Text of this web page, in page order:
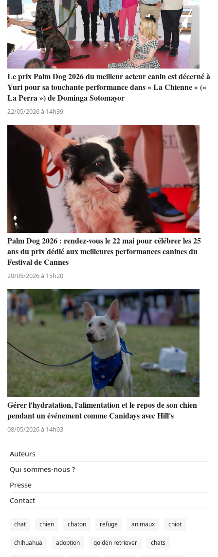
Le prix Palm Dog 2026 du meilleur acteur canin est décerné à
Yuri pour sa touchante performance dans « La Chienne » («
La Perra ») de Dominga Sotomayor
22/05/2026 à 14h39
Palm Dog 2026 : rendez-vous le 22 mai pour célébrer les 25
ans du prix dédié aux meilleures performances canines du
Festival de Cannes
20/05/2026 à 15h20
Gérer l'hydratation, l'alimentation et le repos de son chien
pendant un événement comme Canidays avec Hill's
08/05/2026 à 14h03
Auteurs
Qui sommes-nous ?
Presse
Contact
chat chien chaton refuge animaux chiot
chihuahua adoption golden retriever chats